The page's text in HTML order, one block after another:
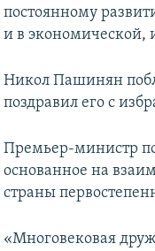
постоянному
и в экономической,
Никол Пашинян
поздравил его с
Премьер-министр
основанное на
страны
«Многовековая